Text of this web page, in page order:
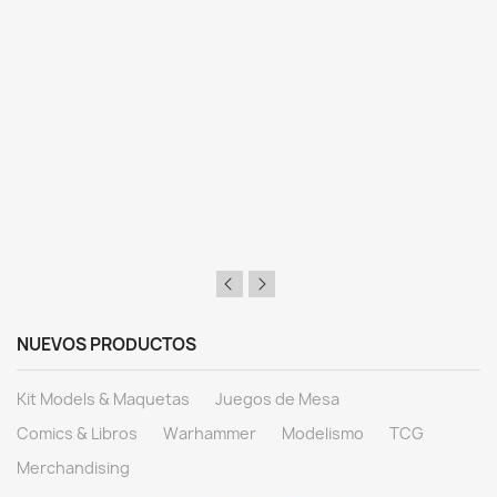
NUEVOS PRODUCTOS
Kit Models & Maquetas
Juegos de Mesa
Comics & Libros
Warhammer Modelismo
TCG
Merchandising